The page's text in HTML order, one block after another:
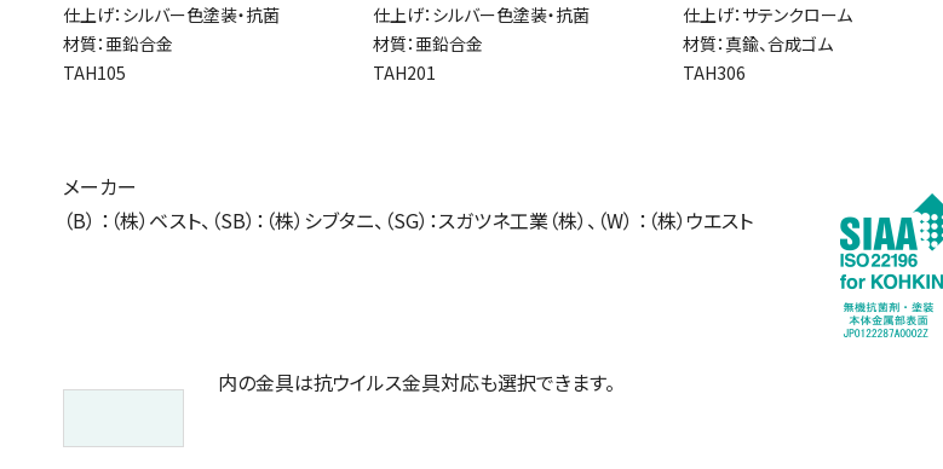
仕上げ：シルバー色塗装・抗菌
材質：亜鉛合金
TAH105
仕上げ：シルバー色塗装・抗菌
材質：亜鉛合金
TAH201
仕上げ：サテンクローム
材質：真鍮、合成ゴム
TAH306
メーカー
（B） ：（株）ベスト、（SB）：（株）シブタニ、（SG）：スガツネ工業（株）、（W） ：（株）ウエスト
内の金具は抗ウイルス金具対応も選択できます。